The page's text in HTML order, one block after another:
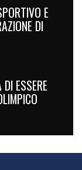
E
DI
ESSERE